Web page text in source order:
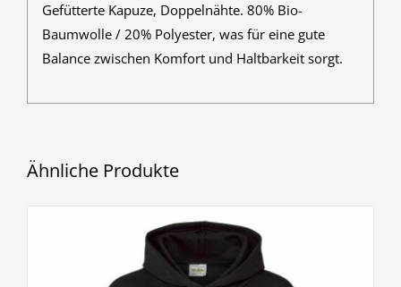
Gefütterte Kapuze, Doppelnähte. 80% Bio-
Baumwolle / 20% Polyester, was für eine gute
Balance zwischen Komfort und Haltbarkeit sorgt.
Ähnliche Produkte